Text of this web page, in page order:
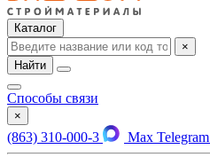
Каталог
×
Найти
Способы связи
×
(863) 310-000-3 Max Telegram